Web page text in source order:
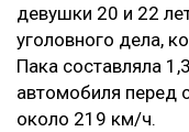
девушки 20 и 22
уголовного дела,
Пака составляла
автомобиля перед
около 219 км/ч.